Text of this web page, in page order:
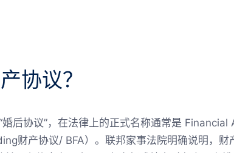
协议？
婚后协议”，在法律上的正式名称通常是
财产协议/ BFA）。联邦家事法院明确说明，